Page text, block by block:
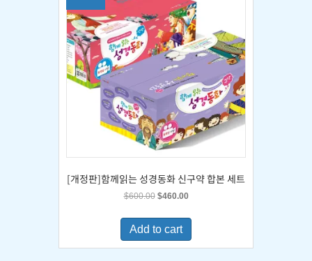
[개정판]함께읽는 성경동화 신구약 합본 세트
$600.00 Original
was:
$600.00.
$460.00Current
is:
Add to cart